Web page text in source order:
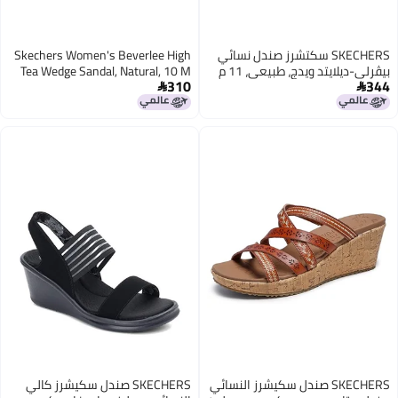
SKECHERS سكتشرز صندل نسائي
بيڤرلي-ديلايتد ويدج، طبيعي، 11 م
أمريكي
344
Skechers Women's Beverlee High
Tea Wedge Sandal, Natural, 10 M
US
310
SKECHERS صندل سكيشرز النسائي SKECHERS صندل سكيشرز كالي